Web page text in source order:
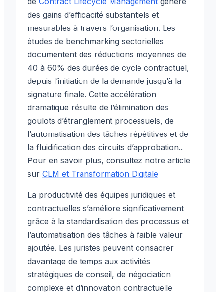
des gains d’efficacité substantiels et
mesurables à travers l’organisation. Les
études de benchmarking sectorielles
documentent des réductions moyennes de
40 à 60% des durées de cycle contractuel,
depuis l’initiation de la demande jusqu’à la
signature finale. Cette accélération
dramatique résulte de l’élimination des
goulots d’étranglement processuels, de
l’automatisation des tâches répétitives et de
la fluidification des circuits d’approbation..
Pour en savoir plus, consultez notre article
sur CLM et Transformation Digitale
La productivité des équipes juridiques et
contractuelles s’améliore significativement
grâce à la standardisation des processus et
l’automatisation des tâches à faible valeur
ajoutée. Les juristes peuvent consacrer
davantage de temps aux activités
stratégiques de conseil, de négociation
complexe et d’innovation contractuelle